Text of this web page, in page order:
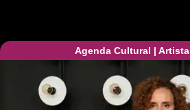
Agenda Cultural |